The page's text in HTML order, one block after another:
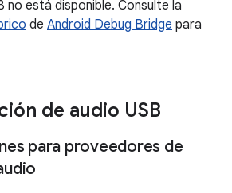
no está disponible. Consulte la
de Android Debug Bridge para
de audio USB
para proveedores de